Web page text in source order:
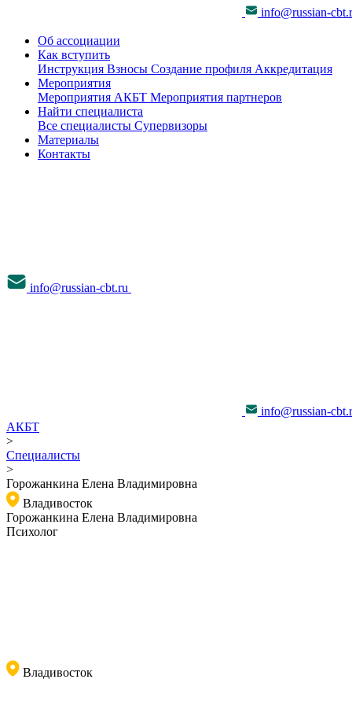
info@russian-
Об ассоциации
Как вступить
Инструкция Взносы Создание профиля Аккредитация
Мероприятия
Мероприятия АКБТ Мероприятия партнеров
Найти специалиста
Все специалисты Супервизоры
Материалы
Контакты
info@russian-cbt.ru
info@russian-
АКБТ
>
Специалисты
>
Горожанкина Елена Владимировна
Владивосток
Горожанкина Елена Владимировна
Психолог
Владивосток